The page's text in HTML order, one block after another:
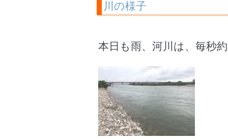
川の様子
本日も雨、河川は、毎秒